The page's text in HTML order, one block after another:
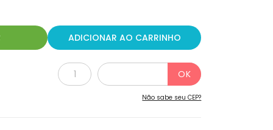
ADICIONAR AO CARRINHO
Não sabe seu CEP?